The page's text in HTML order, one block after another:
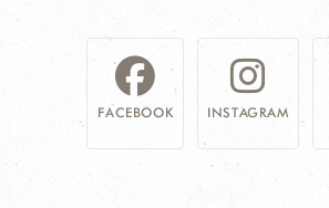
NOSOTROS
DONA
FACEBOOK INSTAGRAM